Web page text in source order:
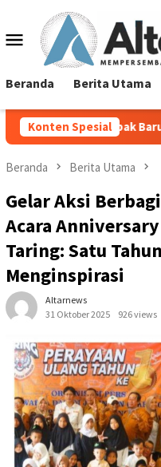
konten Menu
Mobile
Beranda Berita Utama
Konten Spesial
Baru Kepemimpinan di
Beranda Berita Utama
Gelar Aksi
Acara
Taring: Satu
Menginspirasi
Altarnews
31 Oktober 2025
926 views